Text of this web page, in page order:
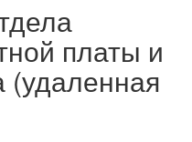
платы и
(удаленная